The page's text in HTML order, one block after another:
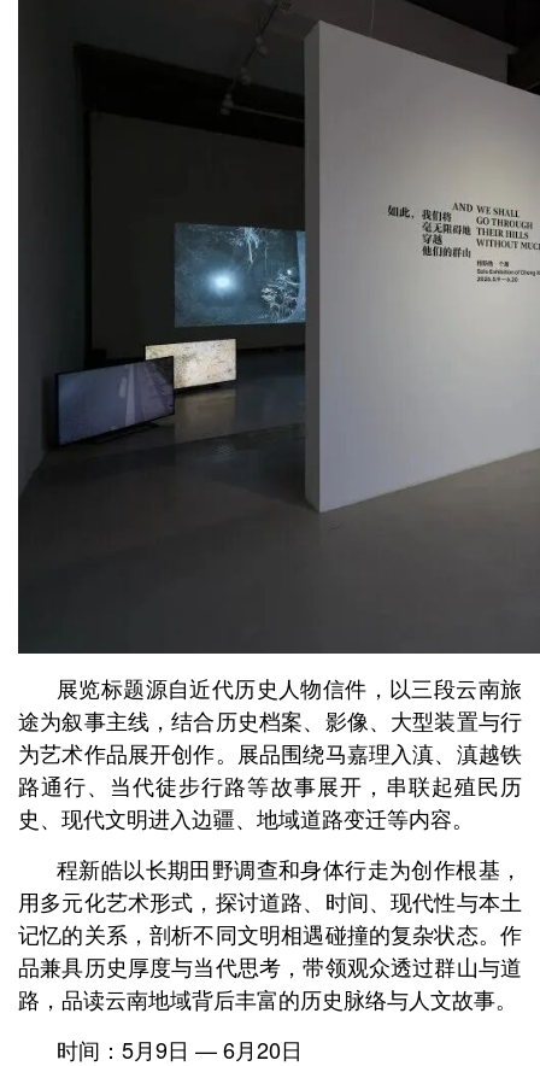
展览标题源自近代历史人物信件，以三段云南旅
途为叙事主线，结合历史档案、影像、大型装置与行
为艺术作品展开创作。展品围绕马嘉理入滇、滇越铁
路通行、当代徒步行路等故事展开，串联起殖民历
史、现代文明进入边疆、地域道路变迁等内容。
程新皓以长期田野调查和身体行走为创作根基，
用多元化艺术形式，探讨道路、时间、现代性与本土
记忆的关系，剖析不同文明相遇碰撞的复杂状态。作
品兼具历史厚度与当代思考，带领观众透过群山与道
路，品读云南地域背后丰富的历史脉络与人文故事。
时间：5月9日 — 6月20日